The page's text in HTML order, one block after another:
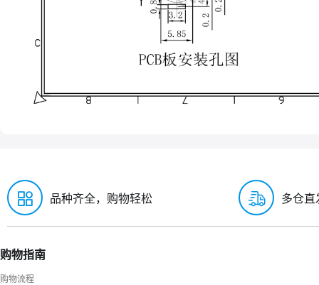
品种齐全，购物轻松 多仓直
购物指南
购物流程